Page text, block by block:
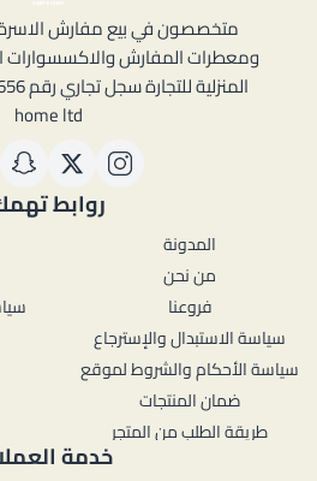
متخصصون في بيع مفارش الاسرة
ومعطرات المفارش والاكسسوارات
home ltd
روابط
المدونة
من نحن
فروعنا
سياسة الاستبدال والإسترجاع
سياسة الأحكام والشروط لموقع
ضمان المنتجات
طريقة الطلب من المتجر
خدمة